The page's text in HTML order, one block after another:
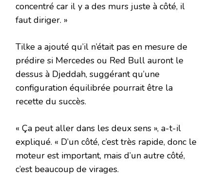
concentré car il y a des murs juste à côté, il
faut diriger. »
Tilke a ajouté qu’il n’était pas en mesure de
prédire si Mercedes ou Red Bull auront le
dessus à Djeddah, suggérant qu’une
configuration équilibrée pourrait être la
recette du succès.
« Ça peut aller dans les deux sens », a-t-il
expliqué. « D’un côté, c’est très rapide, donc le
moteur est important, mais d’un autre côté,
c’est beaucoup de virages.